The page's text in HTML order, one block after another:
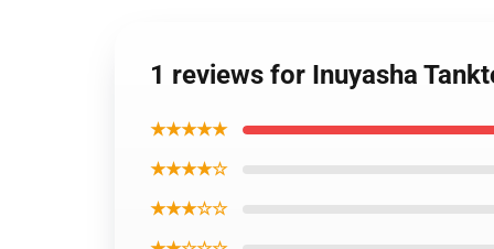
1 reviews for Inuyasha
★★★★★
★★★★☆
★★★☆☆